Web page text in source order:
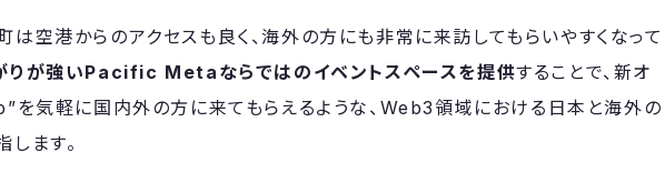
は空港からのアクセスも良く、海外の方にも非常に来訪してもらいやすくなって
りが強いPacific Metaならではのイベントスペースを提供することで、新オ
気軽に国内外の方に来てもらえるような、Web3領域における日本と海外の
ます。